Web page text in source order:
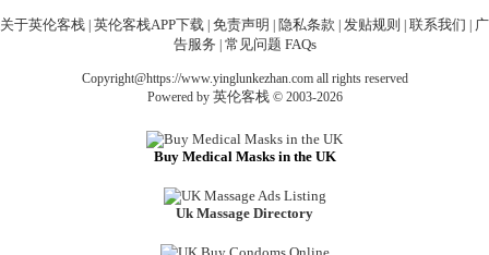
关于英伦客栈 英伦客栈APP下载 免责声明 隐私条款 发贴规则 联系我们
广
告服务 常见问题 FAQs
Copyright@https://www.yinglunkezhan.com all rights reserved
Powered by 英伦客栈 © 2003-2026
Buy Medical Masks in the UK
Uk Massage Directory